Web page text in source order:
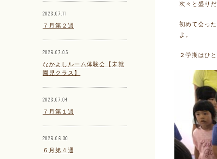
2026.07.11
７月第２週
2026.07.05
なかよしルーム体験会【未就
園児クラス】
2026.07.04
７月第１週
2026.06.30
６月第４週
次々と盛り
初めて会っ
よ。
２学期はひ